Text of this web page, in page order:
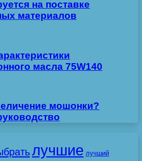
на поставке
материалов
масла 75W140
мошонки?
лучшие лучший